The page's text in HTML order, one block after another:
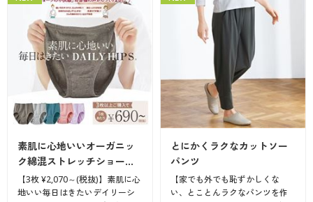
素肌に心地いいオーガニッ
ク綿混ストレッチショー…
【3枚 ¥2,070～(税抜)】素肌に心
地いい毎日はきたいデイリーシ
とにかくラクなカットソー
パンツ
【家でも外でも恥ずかしくな
い、とことんラクなパンツを作